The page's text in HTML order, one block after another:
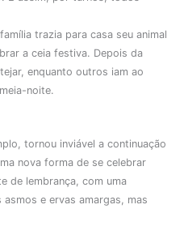
trazia para casa seu animal
a ceia festiva. Depois da
enquanto outros iam ao
noite.
tornou inviável a continuação
nova forma de se celebrar
de lembrança, com uma
e ervas amargas, mas